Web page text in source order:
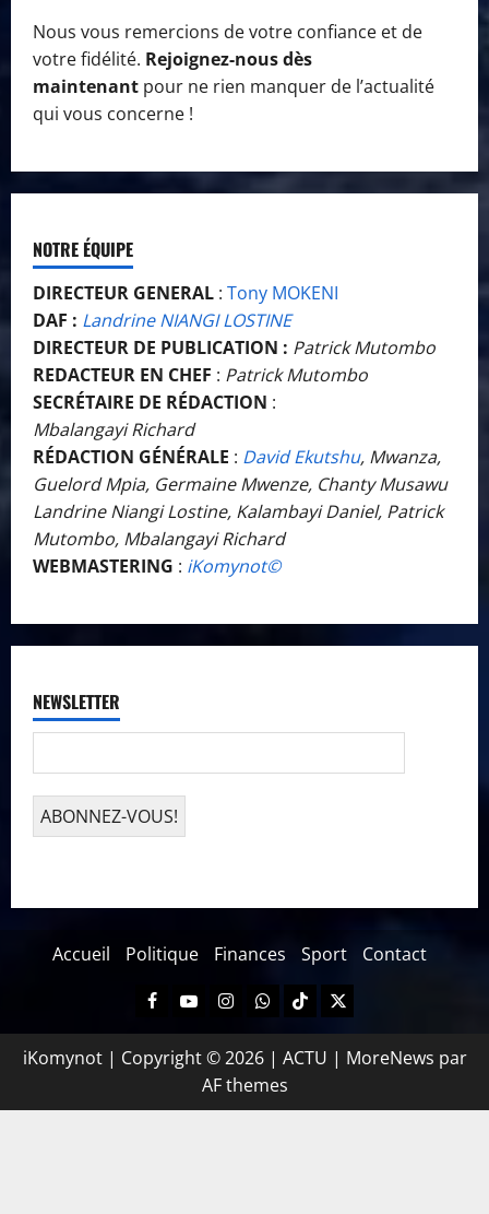
Nous vous remercions de votre confiance et de
votre fidélité. Rejoignez-nous dès
maintenant pour ne rien manquer de l’actualité
qui vous concerne !
NOTRE ÉQUIPE
DIRECTEUR GENERAL : Tony MOKENI
DAF : Landrine NIANGI LOSTINE
DIRECTEUR DE PUBLICATION : Patrick Mutombo
REDACTEUR EN CHEF : Patrick Mutombo
SECRÉTAIRE DE RÉDACTION :
Mbalangayi Richard
RÉDACTION GÉNÉRALE : David Ekutshu, Mwanza,
Guelord Mpia, Germaine Mwenze, Chanty Musawu
Landrine Niangi Lostine, Kalambayi Daniel, Patrick
Mutombo, Mbalangayi Richard
WEBMASTERING : iKomynot©️
NEWSLETTER
Accueil Politique Finances Sport Contact
iKomynot | Copyright © 2026 | ACTU | MoreNews par
AF themes